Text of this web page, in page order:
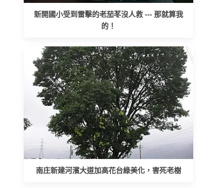
新開國小受到雷擊的老茄苳沒人救 --- 那就算我
的！
南庄新建河濱大道加高花台綠美化，害死老樹